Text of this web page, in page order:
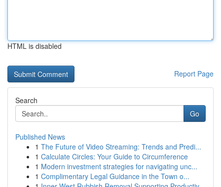
HTML is disabled
Report Page
Search
Go
Published News
1 The Future of Video Streaming: Trends and Predi...
1 Calculate Circles: Your Guide to Circumference
1 Modern investment strategies for navigating unc...
1 Complimentary Legal Guidance in the Town o...